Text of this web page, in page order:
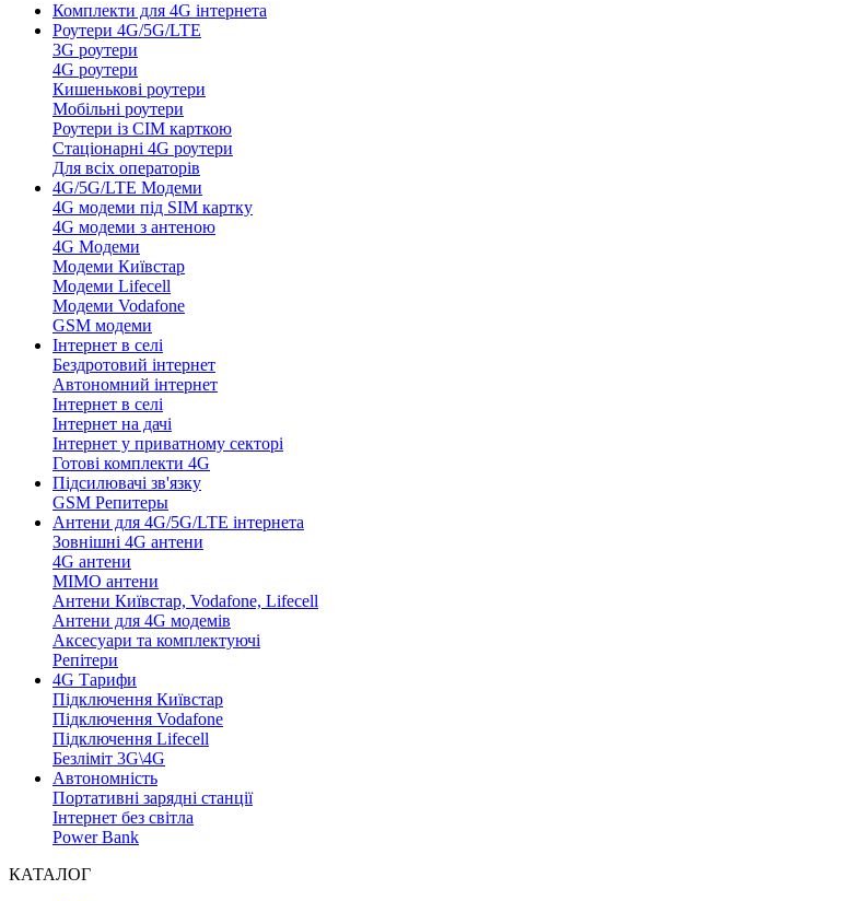
Комплекти для 4G інтернета
Роутери 4G/5G/LTE
3G роутери
4G роутери
Кишенькові роутери
Мобільні роутери
Роутери із СІМ карткою
Стаціонарні 4G роутери
Для всіх операторів
4G/5G/LTE Модеми
4G модеми під SIM картку
4G модеми з антеною
4G Модеми
Модеми Київстар
Модеми Lifecell
Модеми Vodafone
GSM модеми
Інтернет в селі
Бездротовий інтернет
Автономний інтернет
Інтернет в селі
Інтернет на дачі
Інтернет у приватному секторі
Готові комплекти 4G
Підсилювачі зв'язку
GSM Репитеры
Антени для 4G/5G/LTE інтернета
Зовнішні 4G антени
4G антени
MIMO антени
Антени Київстар, Vodafone, Lifecell
Антени для 4G модемів
Аксесуари та комплектуючі
Репітери
4G Тарифи
Підключення Київстар
Підключення Vodafone
Підключення Lifecell
Безліміт 3G\4G
Автономність
Портативні зарядні станції
Інтернет без світла
Power Bank
КАТАЛОГ